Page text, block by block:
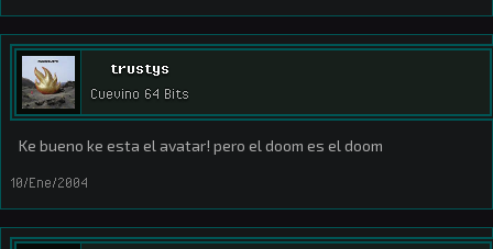
trustys
Cuevino 64 Bits
Ke bueno ke esta el avatar! pero el doom es el doom
10/Ene/2004